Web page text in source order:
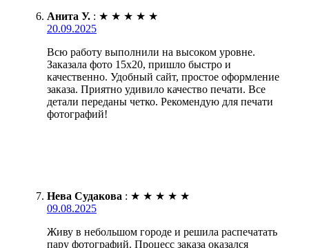
Анита У. : ★ ★ ★ ★ ★
20.09.2025
Всю работу выполнили на высоком уровне.
Заказала фото 15х20, пришло быстро и
качественно. Удобный сайт, простое оформление
заказа. Приятно удивило качество печати. Все
детали переданы четко. Рекомендую для печати
фотографий!
Нева Судакова : ★ ★ ★ ★ ★
09.08.2025
Живу в небольшом городе и решила распечатать
пару фотографий. Процесс заказа оказался